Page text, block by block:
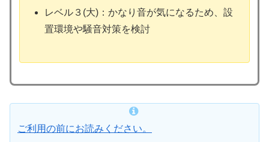
レベル３(大)：かなり音が気になるため、設
置環境や騒音対策を検討
ご利用の前にお読みください。